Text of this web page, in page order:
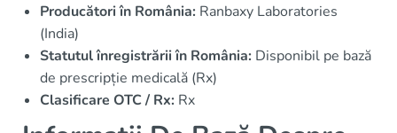
Producători în România: Ranbaxy Laboratories
(India)
Statutul înregistrării în România: Disponibil pe bază
de prescripție medicală (Rx)
Clasificare OTC / Rx: Rx